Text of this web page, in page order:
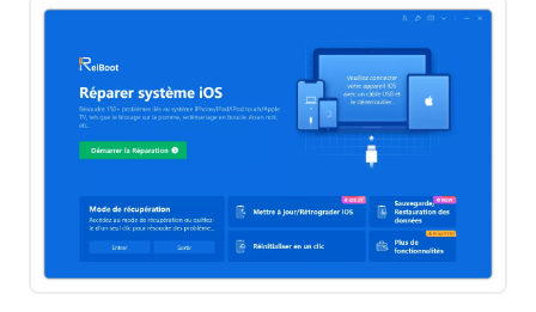
récupération
données
Réparation
Réparer
perte